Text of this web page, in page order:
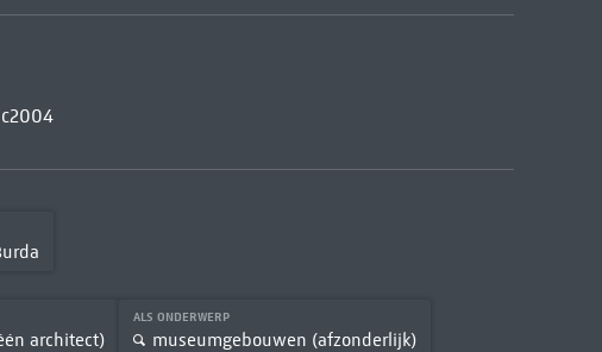
architect)
ALS ONDERWERP
museumgebouwen (afzonderlijk)